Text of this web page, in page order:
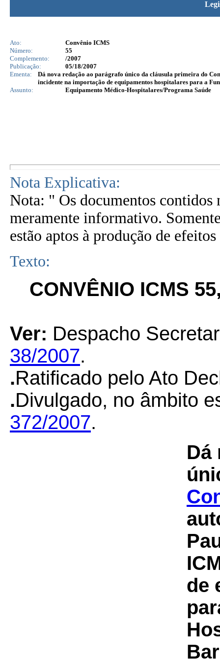
Ato:
Convênio ICMS
Número:
55
Complemento:
/2007
Publicação:
05/18/2007
Ementa:
Dá nova redação ao parágrafo único da cláusula primeira do
incidente na importação de equipamentos hospitalares para a
Assunto:
Equipamento Médico-Hospitalares/Programa Saúde
Nota Explicativa:
Nota: " Os documentos contidos
meramente informativo.
estão aptos à produção de
Texto:
CONVÊNIO ICMS
Ver: Despacho
38/2007.
.Ratificado pelo Ato
.Divulgado, no âmbito
372/2007.
Dá
de